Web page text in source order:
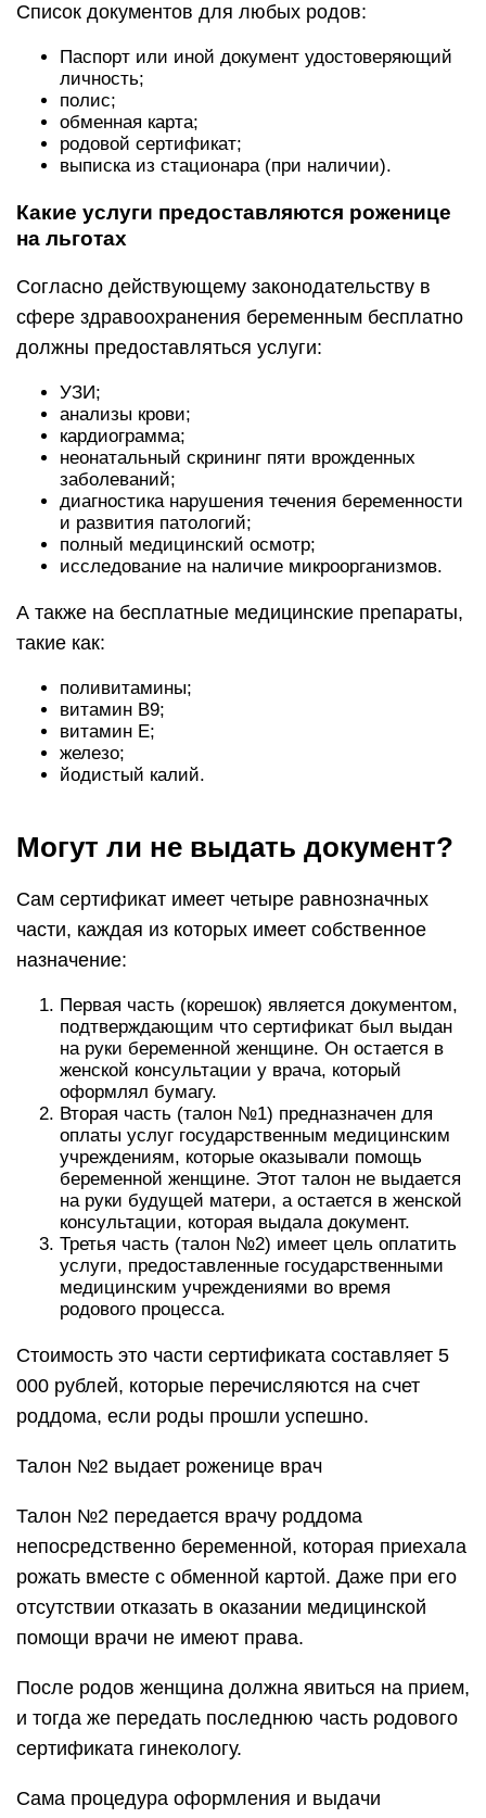
Список документов для любых родов:
Паспорт или иной документ удостоверяющий
личность;
полис;
обменная карта;
родовой сертификат;
выписка из стационара (при наличии).
Какие услуги предоставляются роженице
на льготах
Согласно действующему законодательству в
сфере здравоохранения беременным бесплатно
должны предоставляться услуги:
УЗИ;
анализы крови;
кардиограмма;
неонатальный скрининг пяти врожденных
заболеваний;
диагностика нарушения течения беременности
и развития патологий;
полный медицинский осмотр;
исследование на наличие микроорганизмов.
А также на бесплатные медицинские препараты,
такие как:
поливитамины;
витамин В9;
витамин Е;
железо;
йодистый калий.
Могут ли не выдать документ?
Сам сертификат имеет четыре равнозначных
части, каждая из которых имеет собственное
назначение:
Первая часть (корешок) является документом,
подтверждающим что сертификат был выдан
на руки беременной женщине. Он остается в
женской консультации у врача, который
оформлял бумагу.
Вторая часть (талон №1) предназначен для
оплаты услуг государственным медицинским
учреждениям, которые оказывали помощь
беременной женщине. Этот талон не выдается
на руки будущей матери, а остается в женской
консультации, которая выдала документ.
Третья часть (талон №2) имеет цель оплатить
услуги, предоставленные государственными
медицинским учреждениями во время
родового процесса.
Стоимость это части сертификата составляет 5
000 рублей, которые перечисляются на счет
роддома, если роды прошли успешно.
Талон №2 выдает роженице врач
Талон №2 передается врачу роддома
непосредственно беременной, которая приехала
рожать вместе с обменной картой. Даже при его
отсутствии отказать в оказании медицинской
помощи врачи не имеют права.
После родов женщина должна явиться на прием,
и тогда же передать последнюю часть родового
сертификата гинекологу.
Сама процедура оформления и выдачи